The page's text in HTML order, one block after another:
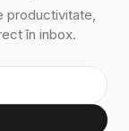
productivitate,
în inbox.